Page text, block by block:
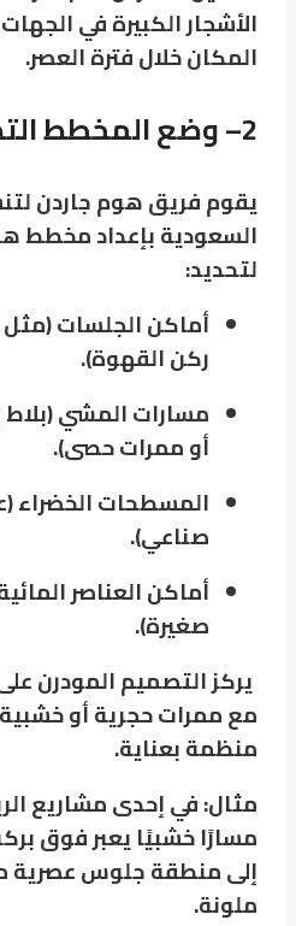
الأشجار الكبيرة في
المكان خلال فترة العصر.
2
–وضع المخطط
يقوم فريق هوم جاردن
السعودية بإعداد مخطط
لتحديد:
أماكن الجلسات
ركن القهوة).
مسارات المشي (بلاط
أو ممرات حصى).
المسطحات
صناعي).
أماكن العناصر
صغيرة).
يركز التصميم المودرن
مع ممرات حجرية أو
منظمة بعناية.
مثال: في إحدى مشاريع
مسارًا خشبيًا يعبر فوق
إلى منطقة جلوس عصرية
ملونة.